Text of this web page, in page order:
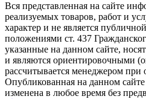
Вся представленная на сайте
реализуемых товаров, работ и
характер и не является
положениями ст. 437
указанные на данном сайте,
и являются ориентировочными
рассчитывается менеджером при
Опубликованная на данном
изменена в любое время без